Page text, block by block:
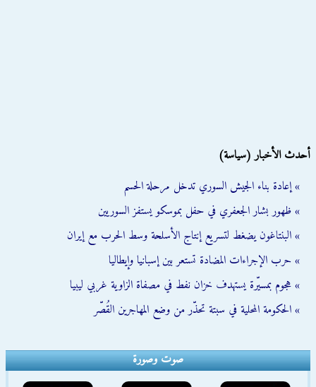
أحدث الأخبار (سياسة)
» إعادة بناء الجيش السوري تدخل مرحلة الحسم
» ظهور بشار الجعفري في حفل بموسكو يستفز السوريين
» البنتاغون يضغط لتسريع إنتاج الأسلحة وسط الحرب مع إيران
» حرب الإجراءات المضادة تستعر بين إسبانيا وإيطاليا
» هجوم بمسيّرة يستهدف خزان نفط في مصفاة الزاوية غربي ليبيا
» الحكومة المحلية في سبتة تحذّر من وضع المهاجرين القُصّر
صوت وصورة